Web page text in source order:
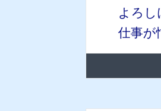
よろし
仕事が